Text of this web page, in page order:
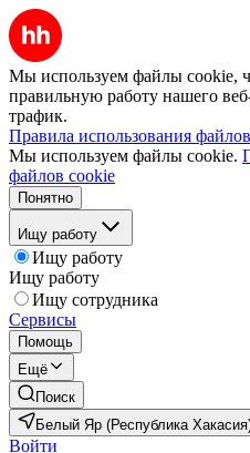
Мы используем файлы cookie,
правильную работу нашего
трафик.
Правила использования
Мы используем файлы cookie.
файлов cookie
Понятно
Ищу работу
Ищу работу
Ищу работу
Ищу сотрудника
Сервисы
Помощь
Ещё
Поиск
Белый Яр (Республика
Войти